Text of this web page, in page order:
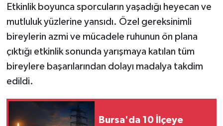
Etkinlik boyunca sporcuların yaşadığı heyecan ve
mutluluk yüzlerine yansıdı. Özel gereksinimli
bireylerin azmi ve mücadele ruhunun ön plana
çıktığı etkinlik sonunda yarışmaya katılan tüm
bireylere başarılarından dolayı madalya takdim
edildi.
Bursa'da 10 İlçeye